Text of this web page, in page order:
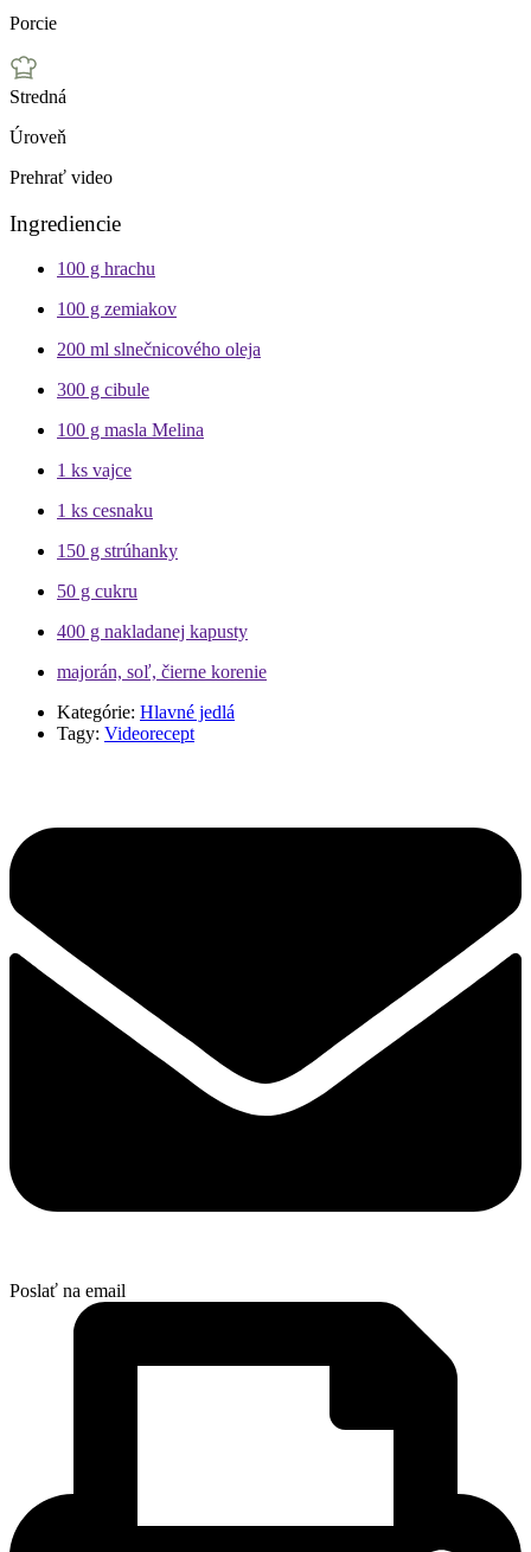
Porcie
Stredná
Úroveň
Prehrať video
Ingrediencie
100 g hrachu
100 g zemiakov
200 ml slnečnicového oleja
300 g cibule
100 g masla Melina
1 ks vajce
1 ks cesnaku
150 g strúhanky
50 g cukru
400 g nakladanej kapusty
majorán, soľ, čierne korenie
Kategórie: Hlavné jedlá
Tagy: Videorecept
Poslať na email